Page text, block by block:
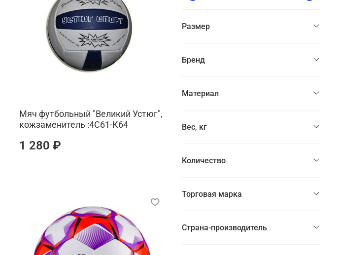
Мяч футбольный "Великий Устюг",
кожзаменитель :4С61-К64
1 280 ₽
Размер
Бренд
Материал
Вес, кг
Количество
Торговая марка
Страна-производитель